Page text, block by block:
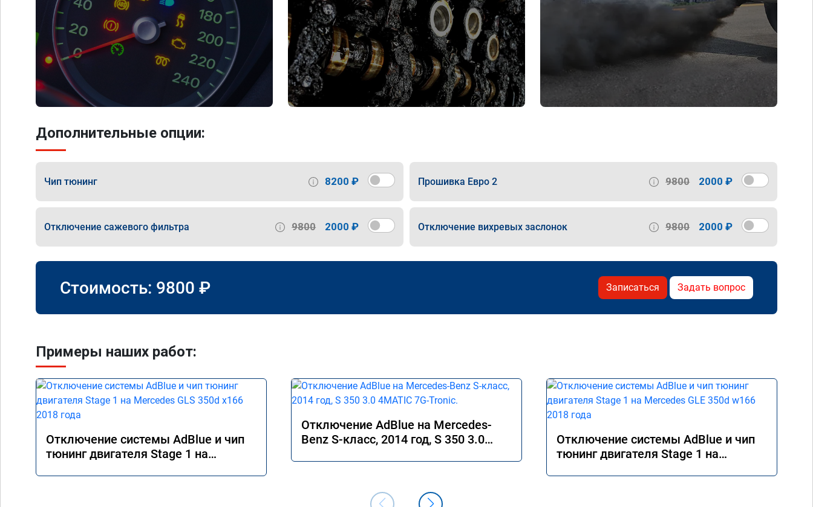
Дополнительные опции:
Чип тюнинг 8200 ₽ Прошивка Евро 2 9800 2000 ₽
Отключение сажевого фильтра 9800 2000 ₽ Отключение вихревых заслонок 9800 2000 ₽
Стоимость: 9800 ₽ Записаться Задать вопрос
Примеры наших работ:
Отключение системы AdBlue и чип
тюнинг двигателя Stage 1 на
Отключение AdBlue на Mercedes-
Benz S-класс, 2014 год, S 350 3.0
Отключение системы AdBlue и чип
тюнинг двигателя Stage 1 на